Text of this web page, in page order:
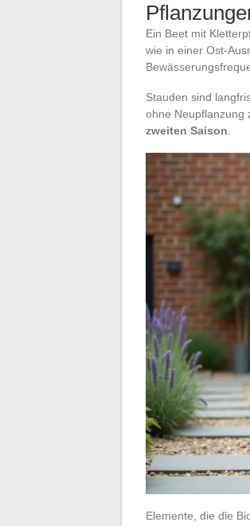
Ein Beet mit
wie in einer Ost-
Stauden sind
ohne Neupflanzung
zweiten Saison.
Elemente, die die